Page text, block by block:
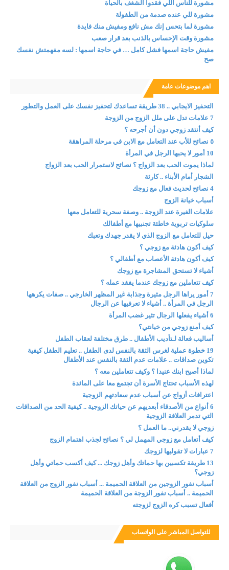
مشورة للناس اللي فقدوا الشغف بالحياة
مشورة للي عنده صدمة من الطفولة
مشورة لما بتحس إنك مش نافع ومفيش منك فايدة
مشورة وقت الإحساس بالذنب بعد قرار صعب
مفيش حاجة اسمها فشل كامل … في حاجة اسمها : لسه مفهمتش نفسك
صح
اهم موضوعات عامة
التحفيز الايجابي .. 38 طريقة تساعدك لتحفيز نفسك على العمل والتطور
7 علامات تدل على ملل الزوج من الزوجة
كيف أنتقد زوجي دون أن أجرحه ؟
٥ نصائح للأب عند التعامل مع الابن في مرحلة المراهقة
10 أمور لا يحبها الرجل في المرأة
لماذا يموت الحب بعد الزواج ؟ نصائح لاستمرار الحب بعد الزواج
الشجار أمام الأبناء .. كارثة
4 نصائح لحديث فعال مع زوجك
أسباب خيانة الزوج
علامات الغيرة عند الزوجة .. وصفة سحرية للتعامل معها
سلوكيات تربوية خاطئة تجنبيها مع أطفالك
حيل للتعامل مع الزوج الذي لا يقدر جهدك وتعبك
كيف أكون هادئة مع زوجي ؟
كيف أكون هادئة الأعصاب مع أطفالي ؟
أشياء لا تستحق المشاجرة مع زوجك
كيف تتعاملين مع زوجك عندما يفقد عمله ؟
7 أمور يراها الرجل مثيرة وجذابة غير المظهر الخارجي .. صفات يكرهها
الرجل في المرأة .. أشياء لا تعرفيها عن الرجال
6 أشياء يفعلها الرجال تثير غضب المرأة
كيف أمنع زوجي من خيانتي؟
أساليب فعالة لـتأديب الأطفال .. طرق مختلفة لعقاب الطفل
19 خطوة عملية لغرس الثقة بالنفس لدى الطفل .. تعليم الطفل كيفية
تكوين صداقات .. علامات عدم الثقة بالنفس عند الأطفال
لماذا أصبح ابنك عنيدا ؟ وكيف تتعاملين معه ؟
لهذه الأسباب تحتاج الأسرة أن تجتمع معا على المائدة
اعترافات أزواج عن أسباب عدم سعادتهم الزوجية
6 أنواع من الأصدقاء أبعديهم عن حياتك الزوجية .. كيفية الحد من الصداقات
التي تدمر العلاقة الزوجية
زوجي لا يقدرني.. ما العمل ؟
كيف أتعامل مع زوجي المهمل لي ؟ نصائح لجذب اهتمام الزوج
7 عبارات لا تقوليها لزوجك
13 طريقة تكسبين بها حماتك وأهل زوجك ... كيف أكسب حماتي وأهل
زوجي؟
أسباب نفور الزوجين من العلاقة الحميمة ... أسباب نفور الزوج من العلاقة
الحميمة .. أسباب نفور الزوجة من العلاقة الحميمة
أفعال تسبب كره الزوج لزوجته
للتواصل المباشر على الواتساب